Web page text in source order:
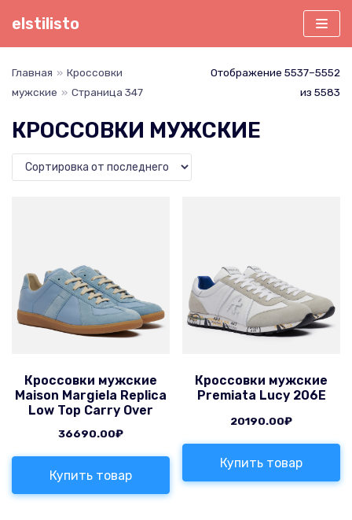
Перейти
elstilisto
Главная » Кроссовки
мужские » Страница 347
Отображение 5537–5552
из 5583
КРОССОВКИ МУЖСКИЕ
Кроссовки мужские
Maison Margiela Replica
Low Top Carry Over
36690.00₽
Купить товар
Кроссовки мужские
Premiata Lucy 206E
20190.00₽
Купить товар